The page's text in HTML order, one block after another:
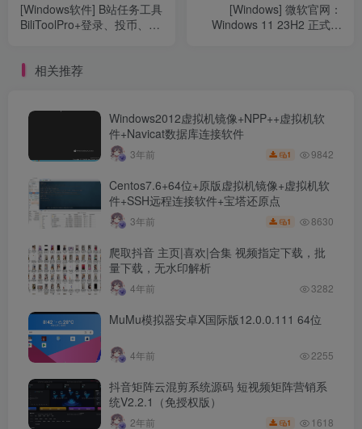
[Windows软件] B站任务工具
BiliToolPro+登录、投币、点
持多账号
[Windows] 微软官网：
Windows 11 23H2 正式版
相关推荐
Windows2012虚拟机镜像+NPP++虚拟机软
件+Navicat数据库连接软件
3年前 1 9842
Centos7.6+64位+原版虚拟机镜像+虚拟机软
件+SSH远程连接软件+宝塔还原点
3年前 1 8630
爬取抖音 主页|喜欢|合集 视频指定下载，批
量下载，无水印解析
4年前 3282
MuMu模拟器安卓X国际版12.0.0.111 64位
4年前 2255
抖音矩阵云混剪系统源码 短视频矩阵营销系
统V2.2.1（免授权版）
2年前 1 1618